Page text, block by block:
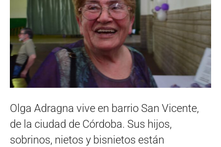
Olga Adragna vive en barrio San Vicente,
de la ciudad de Córdoba. Sus hijos,
sobrinos, nietos y bisnietos están